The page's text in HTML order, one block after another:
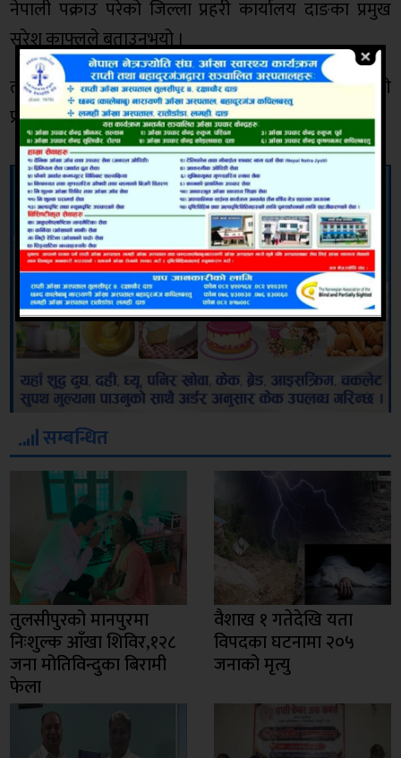
नेपाली पक्राउ परेको जिल्ला प्रहरी कार्यालय दाङका प्रमुख
सुरेश काफ्लले बताउनुुभयो ।
त्यस्तै उनीहरूलाई अपराधिक लाभको कसुरमा म्याद थपगरी
प्रहरीले अनुसन्धान थालेको उहाँको भनाई छ ।
सम्बन्धित
तुलसीपुरको मानपुरमा
निःशुल्क आँखा शिविर,१२८
जना मोतिविन्दुका बिरामी
फेला
वैशाख १ गतेदेखि यता
विपदका घटनामा २०५
जनाको मृत्यु